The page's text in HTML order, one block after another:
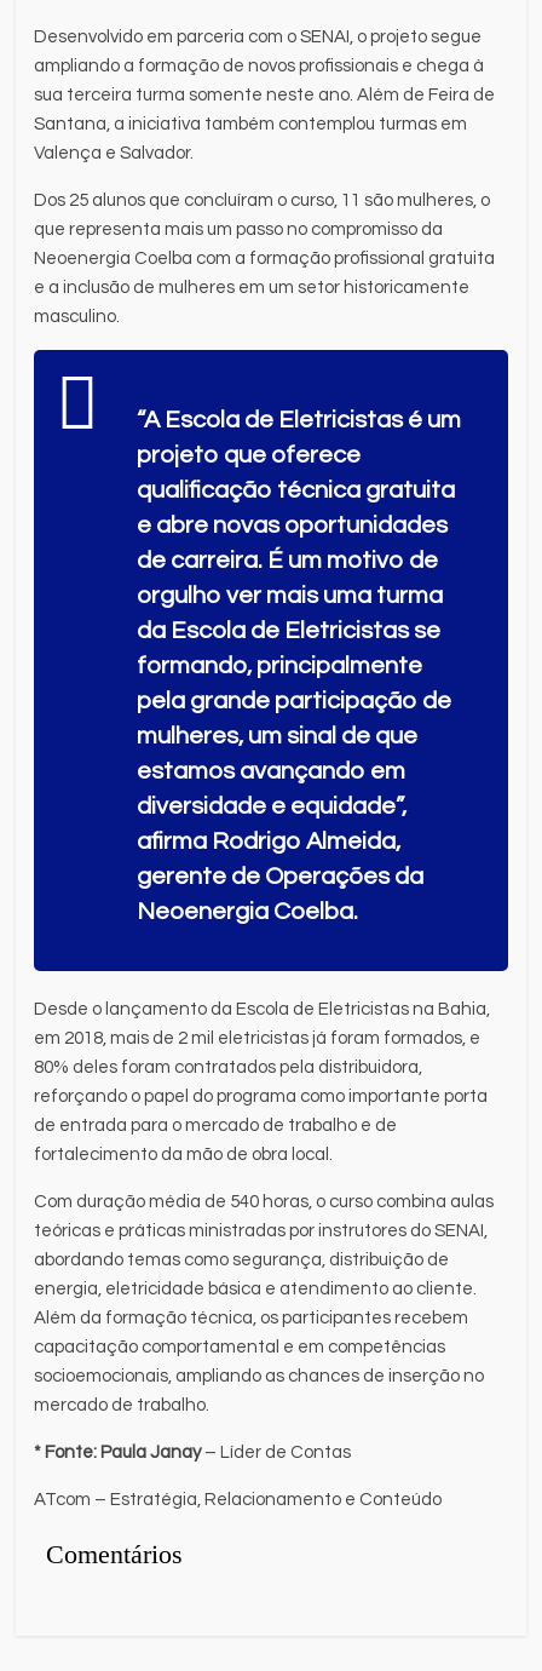
Desenvolvido em parceria com o SENAI, o projeto segue
ampliando a formação de novos profissionais e chega à
sua terceira turma somente neste ano. Além de Feira de
Santana, a iniciativa também contemplou turmas em
Valença e Salvador.
Dos 25 alunos que concluíram o curso, 11 são mulheres, o
que representa mais um passo no compromisso da
Neoenergia Coelba com a formação profissional gratuita
e a inclusão de mulheres em um setor historicamente
masculino.
“A Escola de Eletricistas é um
projeto que oferece
qualificação técnica gratuita
e abre novas oportunidades
de carreira. É um motivo de
orgulho ver mais uma turma
da Escola de Eletricistas se
formando, principalmente
pela grande participação de
mulheres, um sinal de que
estamos avançando em
diversidade e equidade”,
afirma Rodrigo Almeida,
gerente de Operações da
Neoenergia Coelba.
Desde o lançamento da Escola de Eletricistas na Bahia,
em 2018, mais de 2 mil eletricistas já foram formados, e
80% deles foram contratados pela distribuidora,
reforçando o papel do programa como importante porta
de entrada para o mercado de trabalho e de
fortalecimento da mão de obra local.
Com duração média de 540 horas, o curso combina aulas
teóricas e práticas ministradas por instrutores do SENAI,
abordando temas como segurança, distribuição de
energia, eletricidade básica e atendimento ao cliente.
Além da formação técnica, os participantes recebem
capacitação comportamental e em competências
socioemocionais, ampliando as chances de inserção no
mercado de trabalho.
* Fonte: Paula Janay– Líder de Contas
ATcom – Estratégia, Relacionamento e Conteúdo
Comentários